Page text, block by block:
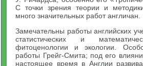
С точки зрения теории и
много значительных работ англичан.
Замечательны работы английских
статистических и
фитоценологии и экологии.
работы Грейг-Смита; под его
настоящее время в Англии